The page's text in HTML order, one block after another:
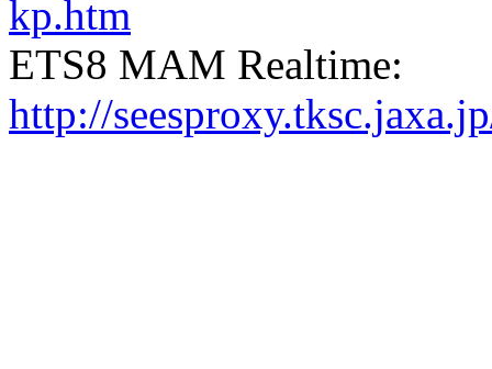
kp.htm
ETS8 MAM Realtime:
http://